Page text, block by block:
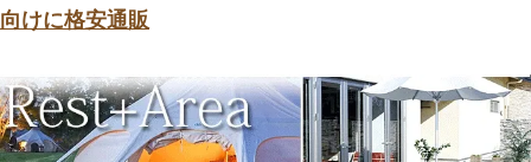
向けに格安通販